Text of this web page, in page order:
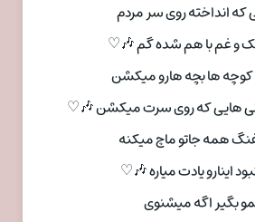
که انداخته روی سر مردم
و غم با هم شده گم 🎶♡
کوچه ها بچه هارو میکشن
هایی که روی سرت میکشن 🎶♡
همه جاتو ماچ میکنه
اینارو یادت میاره 🎶♡
بگیر اگه میشنوی